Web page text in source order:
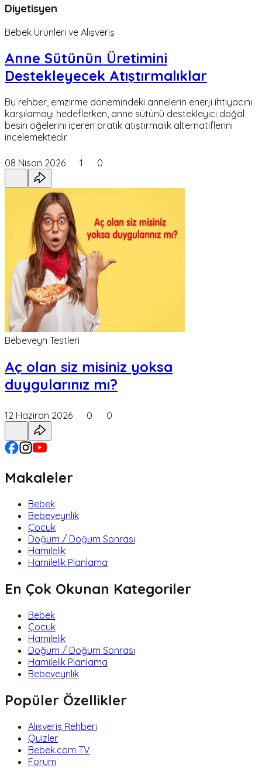
Diyetisyen
Bebek Ürünleri ve Alışveriş
Anne Sütünün Üretimini
Destekleyecek Atıştırmalıklar
Bu rehber, emzirme dönemindeki annelerin enerji ihtiyacını
karşılamayı hedeflerken, anne sütünü destekleyici doğal
besin öğelerini içeren pratik atıştırmalık alternatiflerini
incelemektedir.
08 Nisan 2026 1 0
Bebeveyn Testleri
Aç olan siz misiniz yoksa
duygularınız mı?
12 Haziran 2026 0 0
Makaleler
Bebek
Bebeveynlik
Çocuk
Doğum / Doğum Sonrası
Hamilelik
Hamilelik Planlama
En Çok Okunan Kategoriler
Bebek
Çocuk
Hamilelik
Doğum / Doğum Sonrası
Hamilelik Planlama
Bebeveynlik
Popüler Özellikler
Alışveriş Rehberi
Quizler
Bebek.com TV
Forum